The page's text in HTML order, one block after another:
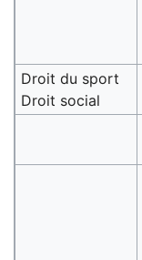
Droit du sport
Droit social